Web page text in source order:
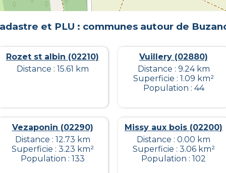
et PLU : communes autour de
Rozet st albin (02210)
Distance : 15.61 km
Vuillery (02880)
Distance : 9.24 km
Superficie : 1.09 km²
Population : 44
Vezaponin (02290)
Distance : 12.73 km
Superficie : 3.23 km²
Population : 133
Missy aux bois (02200)
Distance : 0.00 km
Superficie : 3.06 km²
Population : 102